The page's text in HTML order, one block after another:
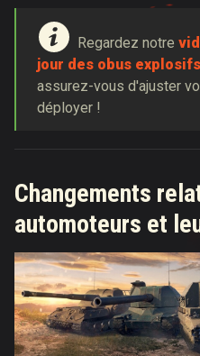
Regardez notre
jour des obus explosifs
assurez-vous d'ajuster
déployer !
Changements
automoteurs et